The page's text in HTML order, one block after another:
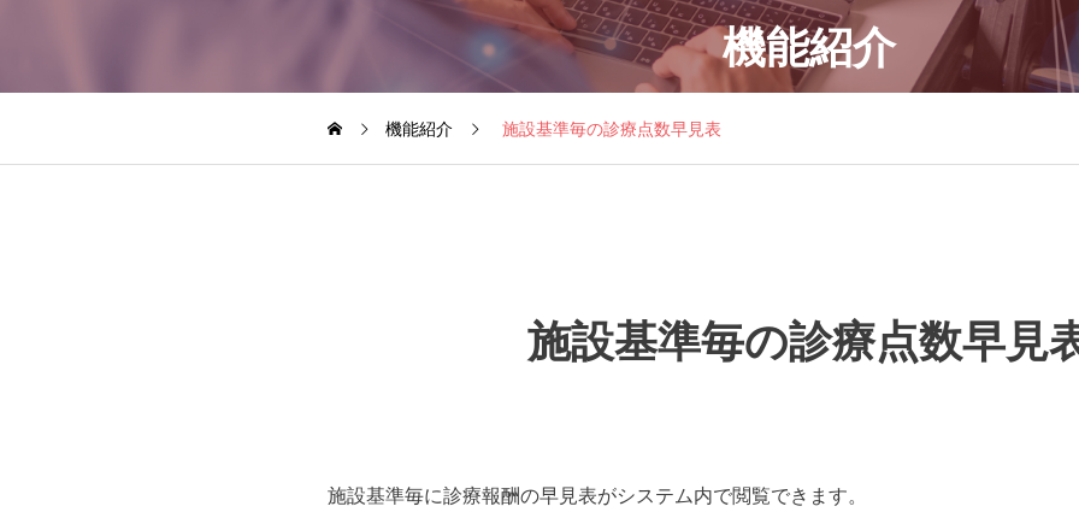
入力担当者振り分
届出可能な新規の
施設基準を表示
当院では、貴社の
施設基準管理シス
テムを導入し、そ
大変満足しており
ます。
当
施
テ
実
機能紹介
機能紹介 施設基準毎の診療点数早見表
施設基準毎の診療点数早見
施設基準毎に診療報酬の早見表がシステム内で閲覧できます。